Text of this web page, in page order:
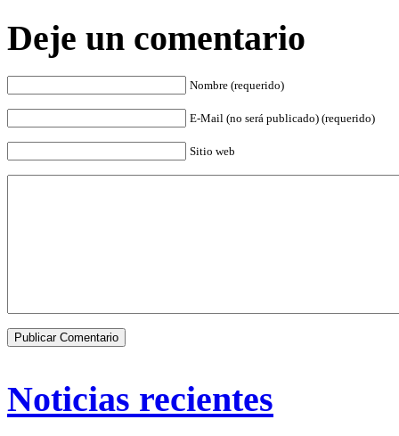
Deje un comentario
Nombre (requerido)
E-Mail (no será publicado) (requerido)
Sitio web
Noticias recientes